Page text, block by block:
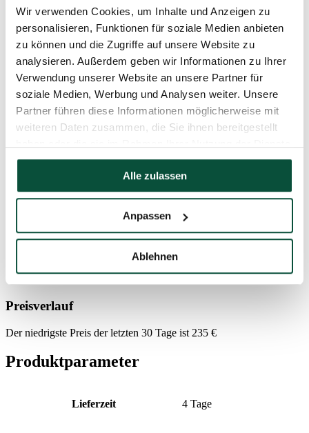
Wir verwenden Cookies, um Inhalte und Anzeigen zu
personalisieren, Funktionen für soziale Medien anbieten
zu können und die Zugriffe auf unsere Website zu
analysieren. Außerdem geben wir Informationen zu Ihrer
Verwendung unserer Website an unsere Partner für
soziale Medien, Werbung und Analysen weiter. Unsere
Partner führen diese Informationen möglicherweise mit
weiteren Daten zusammen, die Sie ihnen bereitgestellt
gesammelt haben.
Alle zulassen
Anpassen
Ablehnen
Design extra dicht
Aufklapptyp snap tree
Spitzenlänge 20cm
Gewicht (netto) 10,5
Gewicht (brutto) 14
Ständer (im Lieferumfang enthalten)
Preisverlauf
Der niedrigste Preis der letzten 30 Tage ist 235 €
Produktparameter
Lieferzeit 4 Tage